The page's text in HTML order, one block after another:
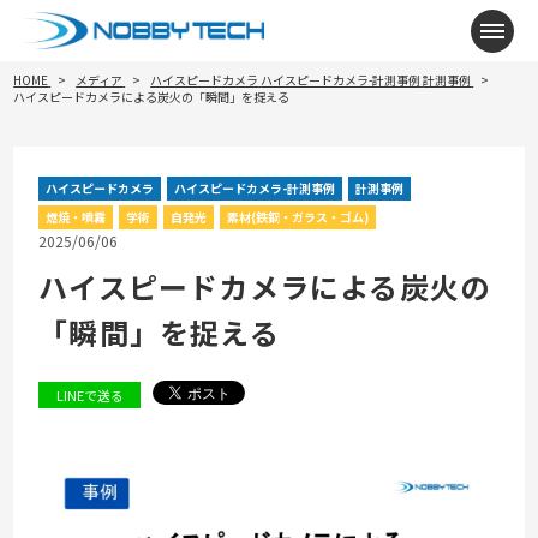
メニ
HOME メディア ハイスピードカメラ ハイスピードカメラ-計測事例 計測事例
ハイスピードカメラによる炭火の「瞬間」を捉える
ハイスピードカメラ ハイスピードカメラ-計測事例
計測事例
燃焼・噴霧
学術 自発光 素材(鉄鋼・ガラス・ゴム)
2025/06/06
ハイスピードカメラによる炭火の
「瞬間」を捉える
LINEで送る